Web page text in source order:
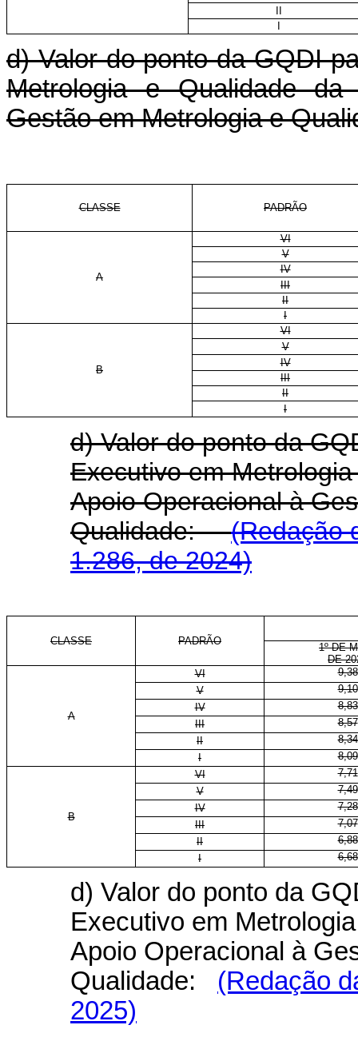
d) Valor do ponto da GQDI
Metrologia e Qualidade
Gestão em Metrologia e
CLASSE PADRÃO
A
VI
V
IV
III
II
I
B
VI
V
IV
III
II
I
d) Valor do ponto da
Executivo em
Apoio Operacional à
Qualidade:(Redação
1.286, de 2024)
CLASSE PADRÃO
1º DE
DE
A
VI
9,38
V
9,10
IV
8,83
III
8,57
II
8,34
I
8,09
B
VI
7,71
V
7,49
IV
7,28
III
7,07
II
6,88
I
6,68
d) Valor do ponto da
Executivo em
Apoio Operacional à
Qualidade: (Redação
2025)